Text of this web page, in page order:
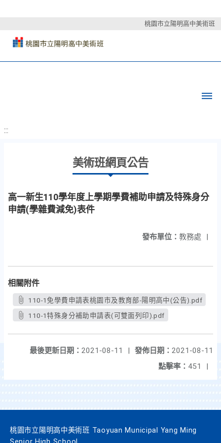
桃園市立陽明高中美術班
:::
美術班網頁公告
高一新生110學年度上學期學費補助申請及特殊身分
申請(學雜費減免)表件
發布單位： 教務處 |
相關附件
110-1免學費申請表桃園市及教育部-陽明高中(公告).pdf
110-1特殊身分補助申請表(可雙面列印).pdf
發佈日期： 2021-08-11
最後更新日期： 2021-08-11
|
點擊率： 451 |
桃園市立陽明高中美術班 Taoyuan Municipal Yang Ming